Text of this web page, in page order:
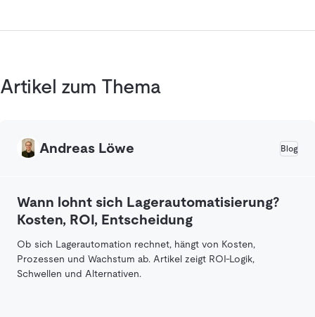
Artikel zum Thema
Andreas Löwe Blog
Wann lohnt sich Lagerautomatisierung?
Kosten, ROI, Entscheidung
Ob sich Lagerautomation rechnet, hängt von Kosten,
Prozessen und Wachstum ab. Artikel zeigt ROI‑Logik,
Schwellen und Alternativen.